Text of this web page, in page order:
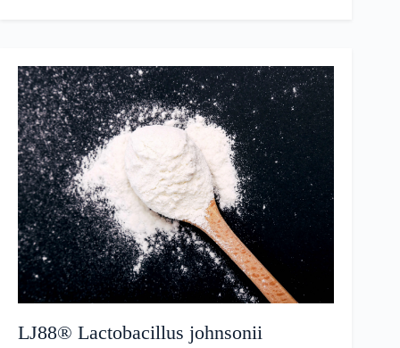
LJ88® Lactobacillus johnsonii